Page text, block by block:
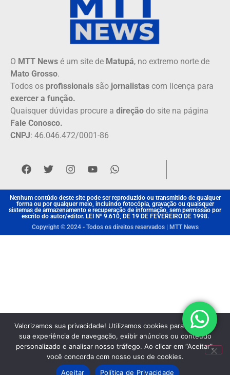
O MTT News é um site de Matupá, no extremo norte de
Mato Grosso.
Todos os profissionais são jornalistas com licença para
exercer a função.
Quaisquer dúvidas procure a direção do site na página
Fale Conosco.
CNPJ: 46.046.472/0001-86
Nenhum contúdo deste site pode ser reproduzido ou transmitido de qualquer
forma ou por qualquer meio, incluindo fotocópia, gravação ou quaisquer
sistemas de armazenamento e recuperação de informação, sem permissão por
escrito do autor/editor. LEI Nº 9.610, DE 19 DE FEVEREIRO DE 1998.
Copyright © 2024 - Todos os direitos reservados | MTT News
Valorizamos sua privacidade! Utilizamos cookies para aprimorar
sua experiência de navegação, exibir anúncios ou conteúdo
personalizado e analisar nosso tráfego. Ao clicar em “Aceitar”,
você concorda com nosso uso de cookies.
Aceitar
Política de Privacidade